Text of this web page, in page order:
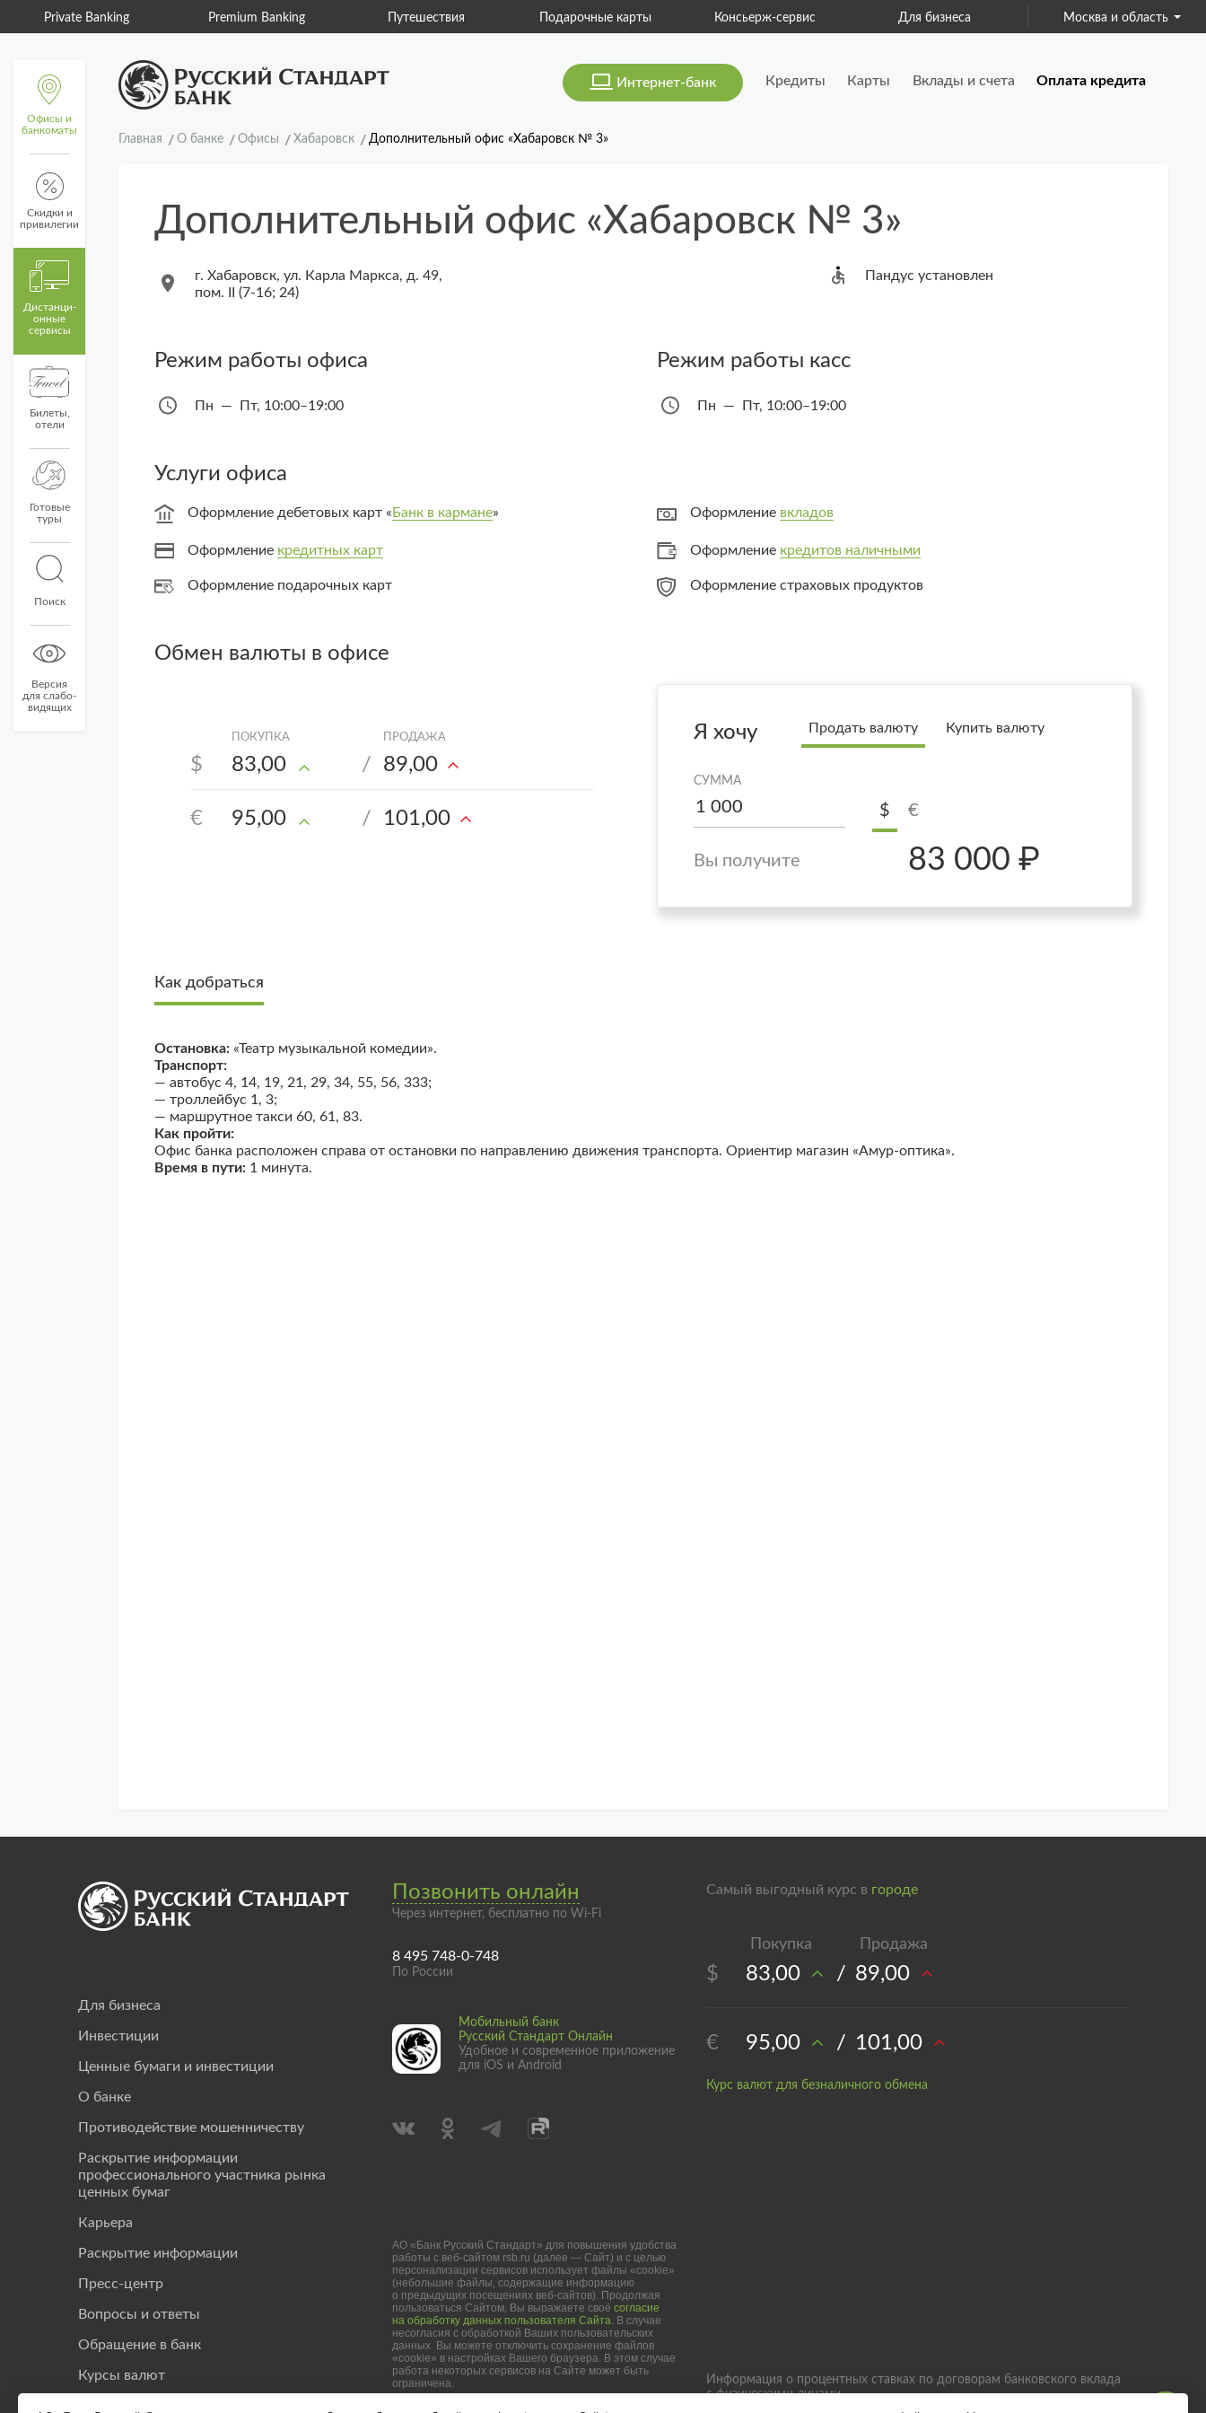
Private Banking Premium Banking Путешествия Подарочные карты Консьерж-сервис Для бизнеса Страхование
Москва и область
Офисы и
банкоматы
Скидки и
привилегии
Дистанци­
онные
сервисы
Билеты,
отели
Готовые
туры
Поиск
Версия
для слабо-
видящих
Интернет-банк Кредиты Карты Вклады и счета Оплата кредита
Главная О банке Офисы Хабаровск Дополнительный офис «Хабаровск № 3»
Дополнительный офис «Хабаровск № 3»
г. Хабаровск, ул. Карла Маркса, д. 49,
пом. II (7-16; 24)
Пандус установлен
Режим работы офиса
Пн — Пт, 10:00–19:00
Режим работы касс
Пн — Пт, 10:00–19:00
Услуги офиса
Оформление дебетовых карт « Банк в кармане» Оформление вкладов
Оформление кредитных карт Оформление кредитов наличными
Оформление подарочных карт Оформление страховых продуктов
Обмен валюты в офисе
$ 83,00 / 89,00
€ 95,00 / 101,00
Я хочу Продать валюту Купить валюту
СУММА
$ €
Вы получите 83 000 ₽
Как добраться
Остановка: «Театр музыкальной комедии».
Транспорт:
— автобус 4, 14, 19, 21, 29, 34, 55, 56, 333;
— троллейбус 1, 3;
— маршрутное такси 60, 61, 83.
Как пройти:
Офис банка расположен справа от остановки по направлению движения транспорта. Ориентир магазин «Амур-оптика».
Время в пути: 1 минута.
Позвонить онлайн
Через интернет, бесплатно по Wi-Fi
8 495 748-0-748
По России
Для бизнеса
Инвестиции
Ценные бумаги и инвестиции
О банке
Противодействие мошенничеству
Раскрытие информации
профессионального участника рынка
ценных бумаг
Карьера
Раскрытие информации
Пресс-центр
Вопросы и ответы
Обращение в банк
Курсы валют
Мобильный банк
Русский Стандарт Онлайн
Удобное и современное приложение
для iOS и Android
АО «Банк Русский Стандарт» для повышения удобства
работы с веб-сайтом rsb.ru (далее — Сайт) и с целью
персонализации сервисов использует файлы «cookie»
(небольшие файлы, содержащие информацию
о предыдущих посещениях веб-сайтов). Продолжая
пользоваться Сайтом, Вы выражаете своё согласие
на обработку данных пользователя Сайта. В случае
несогласия с обработкой Ваших пользовательских
данных Вы можете отключить сохранение файлов
«cookie» в настройках Вашего браузера. В этом случае
работа некоторых сервисов на Сайте может быть
ограничена.
Самый выгодный курс в городе
$ 83,00 / 89,00
€ 95,00 / 101,00
Курс валют для безналичного обмена
Информация о процентных ставках по договорам банковского вклада
с физическими лицами